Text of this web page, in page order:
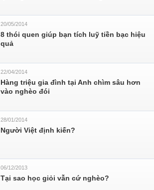
20/05/2014
8 thói quen giúp bạn tích luỹ tiền bạc hiệu
quả
22/04/2014
Hàng triệu gia đình tại Anh chìm sâu hơn
vào nghèo đói
28/01/2014
Người Việt định kiến?
06/12/2013
Tại sao học giỏi vẫn cứ nghèo?